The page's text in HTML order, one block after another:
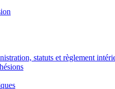
statuts et règlement